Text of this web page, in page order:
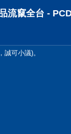
流竄全台 -
誠可小議)。